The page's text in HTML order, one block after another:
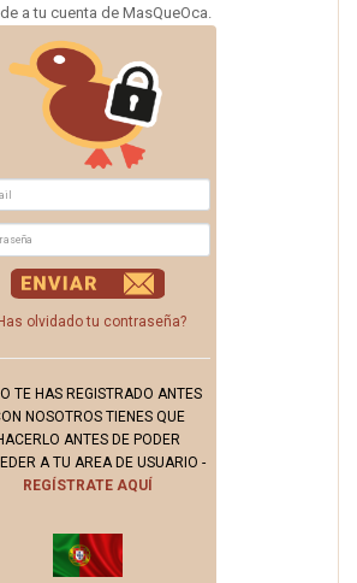
a tu cuenta de MasQueOca.
olvidado tu contraseña?
TE HAS REGISTRADO ANTES
NOSOTROS TIENES QUE
ANTES DE PODER
A TU AREA DE USUARIO -
REGÍSTRATE AQUÍ